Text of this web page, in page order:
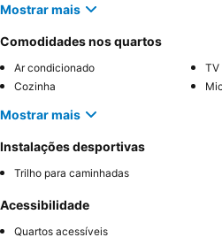
Mostrar mais
Comodidades nos quartos
Ar condicionado
TV
Cozinha
Mostrar mais
Instalações desportivas
Trilho para caminhadas
Acessibilidade
Quartos acessíveis